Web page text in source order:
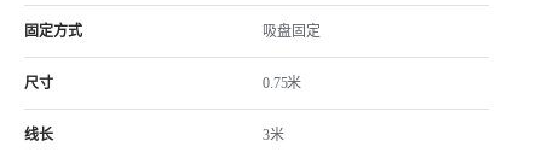
固定方式 吸盘固定
尺寸 0.75米
线长 3米